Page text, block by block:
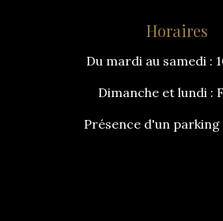
Horaires
Du mardi au samedi :
Dimanche et lundi :
Présence d'un parking